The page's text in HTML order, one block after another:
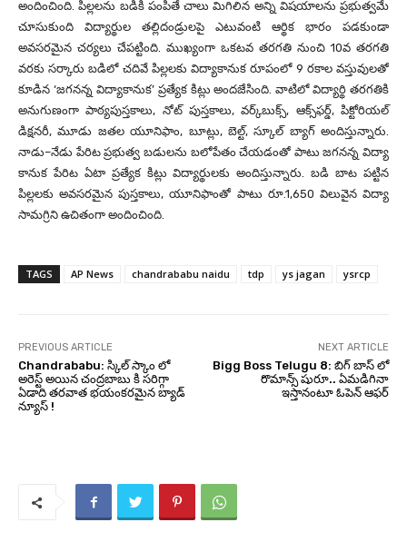
అందించింది. పిల్లలను బడికి పంపితే చాలు మిగిలిన అన్ని విషయాలను ప్రభుత్వమే
చూసుకుంది విద్యార్థుల తల్లిదండ్రులపై ఎటువంటి ఆర్థిక భారం పడకుండా
అవసరమైన చర్యలు చేపట్టింది. ముఖ్యంగా ఒకటవ తరగతి నుంచి 10వ తరగతి
వరకు సర్కారు బడిలో చదివే పిల్లలకు విద్యాకానుక రూపంలో 9 రకాల వస్తువులతో
కూడిన ‘జగనన్న విద్యాకానుక’ ప్రత్యేక కిట్లు అందజేసింది. వాటిలో విద్యార్థి తరగతికి
అనుగుణంగా పాఠ్యపుస్తకాలు, నోట్‌ పుస్తకాలు, వర్క్‌బుక్స్‌, ఆక్స్‌ఫర్డ్‌, పిక్టోరియల్‌
డిక్షనరీ, మూడు జతల యూనిఫాం, బూట్లు, బెల్ట్‌, స్కూల్‌ బ్యాగ్‌ అందిస్తున్నారు.
నాడు–నేడు పేరిట ప్రభుత్వ బడులను బలోపేతం చేయడంతో పాటు జగనన్న విద్యా
కానుక పేరిట ఏటా ప్రత్యేక కిట్లు విద్యార్థులకు అందిస్తున్నారు. బడి బాట పట్టిన
పిల్లలకు అవసరమైన పుస్తకాలు, యూనిఫాంతో పాటు రూ.1,650 విలువైన విద్యా
సామగ్రిని ఉచితంగా అందించింది.
TAGS AP News chandrababu naidu tdp ys jagan ysrcp
PREVIOUS ARTICLE
Chandrababu: స్కిల్ స్కాం లో
అరెస్ట్ అయిన చంద్రబాబు కి సరిగ్గా
ఏడాది తరవాత భయంకరమైన బ్యాడ్
న్యూస్ !
NEXT ARTICLE
Bigg Boss Telugu 8: బిగ్ బాస్ లో
రొమాన్స్ షురూ.. ఏమడిగినా
ఇస్తానంటూ ఓపెన్ ఆఫర్